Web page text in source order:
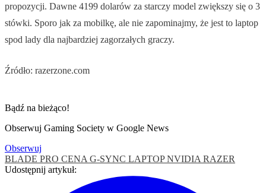
propozycji. Dawne 4199 dolarów za starczy model zwiększy się o 3
stówki. Sporo jak za mobilkę, ale nie zapominajmy, że jest to laptop
spod lady dla najbardziej zagorzałych graczy.
Źródło: razerzone.com
Bądź na bieżąco!
Obserwuj Gaming Society w Google News
Obserwuj
BLADE PRO CENA G-SYNC LAPTOPNVIDIA RAZER
Udostępnij artykuł: